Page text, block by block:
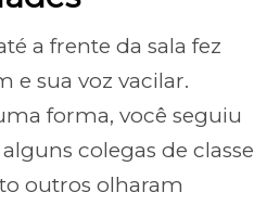
a frente da sala fez
e sua voz vacilar.
forma, você seguiu
colegas de classe
outros olharam